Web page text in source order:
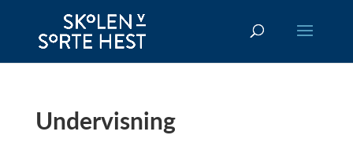
Undervisning